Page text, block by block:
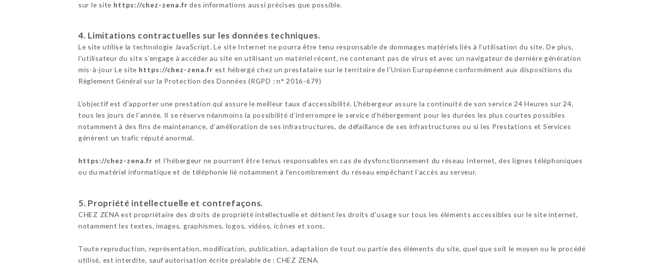
sur le site https://chez-zena.fr des informations aussi précises que possible.
4. Limitations contractuelles sur les données techniques.
Le site utilise la technologie JavaScript. Le site Internet ne pourra être tenu responsable de dommages matériels liés à l’utilisation du site. De plus,
l’utilisateur du site s’engage à accéder au site en utilisant un matériel récent, ne contenant pas de virus et avec un navigateur de dernière génération
mis-à-jour Le site https://chez-zena.fr est hébergé chez un prestataire sur le territoire de l’Union Européenne conformément aux dispositions du
Règlement Général sur la Protection des Données (RGPD : n° 2016-679)
L’objectif est d’apporter une prestation qui assure le meilleur taux d’accessibilité. L’hébergeur assure la continuité de son service 24 Heures sur 24,
tous les jours de l’année. Il se réserve néanmoins la possibilité d’interrompre le service d’hébergement pour les durées les plus courtes possibles
notamment à des fins de maintenance, d’amélioration de ses infrastructures, de défaillance de ses infrastructures ou si les Prestations et Services
génèrent un trafic réputé anormal.
https://chez-zena.fr et l’hébergeur ne pourront être tenus responsables en cas de dysfonctionnement du réseau Internet, des lignes téléphoniques
ou du matériel informatique et de téléphonie lié notamment à l’encombrement du réseau empêchant l’accès au serveur.
5. Propriété intellectuelle et contrefaçons.
CHEZ ZENA est propriétaire des droits de propriété intellectuelle et détient les droits d'usage sur tous les éléments accessibles sur le site internet,
notamment les textes, images, graphismes, logos, vidéos, icônes et sons.
Toute reproduction, représentation, modification, publication, adaptation de tout ou partie des éléments du site, quel que soit le moyen ou le procédé
utilisé, est interdite, sauf autorisation écrite préalable de : CHEZ ZENA.